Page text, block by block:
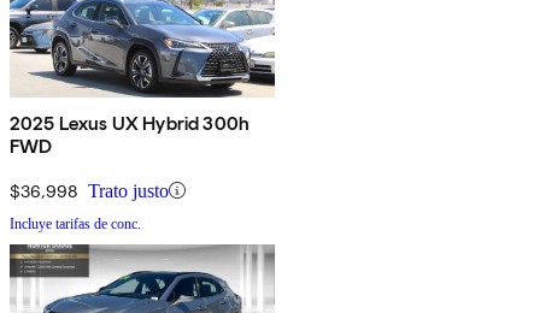
2025 Lexus UX Hybrid 300h
FWD
$36,998 Trato justo
Incluye tarifas de conc.